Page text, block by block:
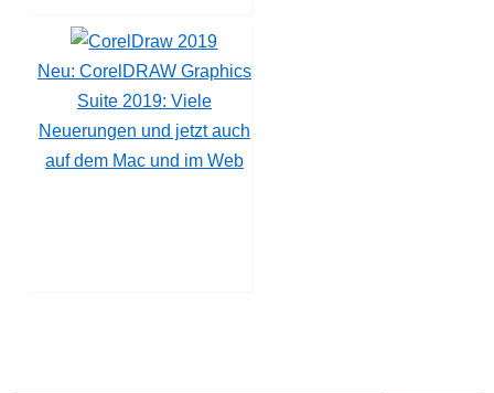
Neu: CorelDRAW Graphics
Suite 2019: Viele
Neuerungen und jetzt auch
auf dem Mac und im Web